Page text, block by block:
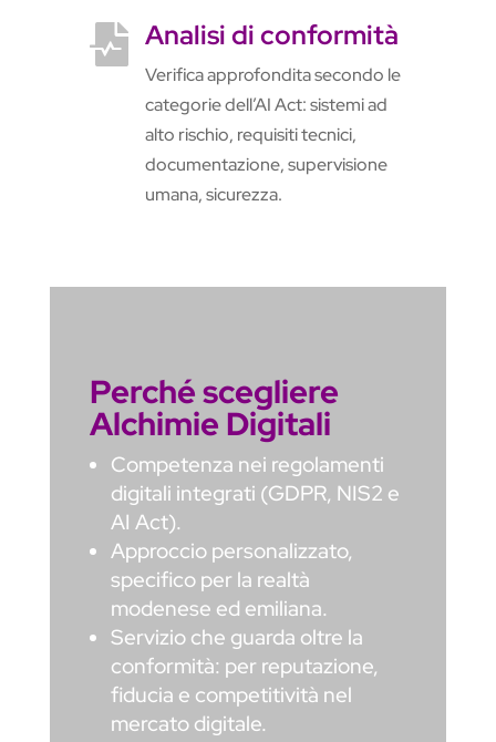
 Analisi di conformità
Verifica approfondita secondo le
categorie dell’AI Act: sistemi ad
alto rischio, requisiti tecnici,
documentazione, supervisione
umana, sicurezza.
Perché scegliere
Alchimie Digitali
Competenza nei regolamenti
digitali integrati (GDPR, NIS2 e
AI Act).
Approccio personalizzato,
specifico per la realtà
modenese ed emiliana.
Servizio che guarda oltre la
conformità: per reputazione,
fiducia e competitività nel
mercato digitale.